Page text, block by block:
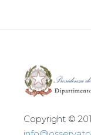
Copyright ©